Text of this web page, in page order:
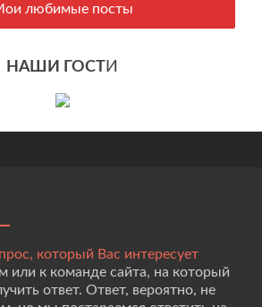
любимые посты
НАШИ ГОСТИ
который Вас интересует
или к команде сайта, на который
ответ. Ответ, вероятно, не